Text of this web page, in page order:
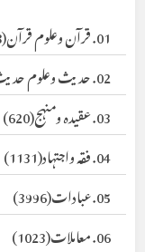
01. قرآن وعلوم قرآن
(1318)
02. حدیث وعلوم حدیث
03. عقیدہ ومنہج
(620)
04. فقہ واجتہاد
(1131)
05. عبادات
(3996)
06. معاملات
(1023)